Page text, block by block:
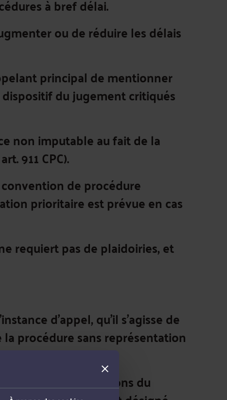
à bref délai.
ou de réduire les délais
principal de mentionner
du jugement critiqués
non imputable au fait de la
911 CPC).
de procédure
prioritaire est prévue en cas
requiert pas de plaidoiries, et
d’appel, qu’il s’agisse de
procédure sans représentation
et les attributions du